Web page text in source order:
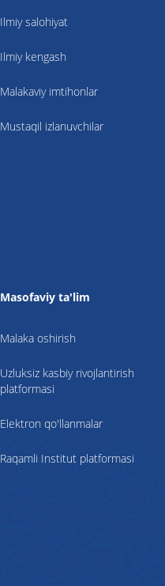
Ilmiy salohiyat
Ilmiy kengash
Malakaviy imtihonlar
Mustaqil izlanuvchilar
Masofaviy ta'lim
Malaka oshirish
Uzluksiz kasbiy rivojlantirish
platformasi
Elektron qo'llanmalar
Raqamli Institut platformasi